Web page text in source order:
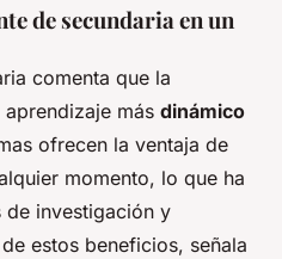
de secundaria en un
comenta que la
más dinámico
ofrecen la ventaja de
momento, lo que ha
de investigación y
estos beneficios, señala